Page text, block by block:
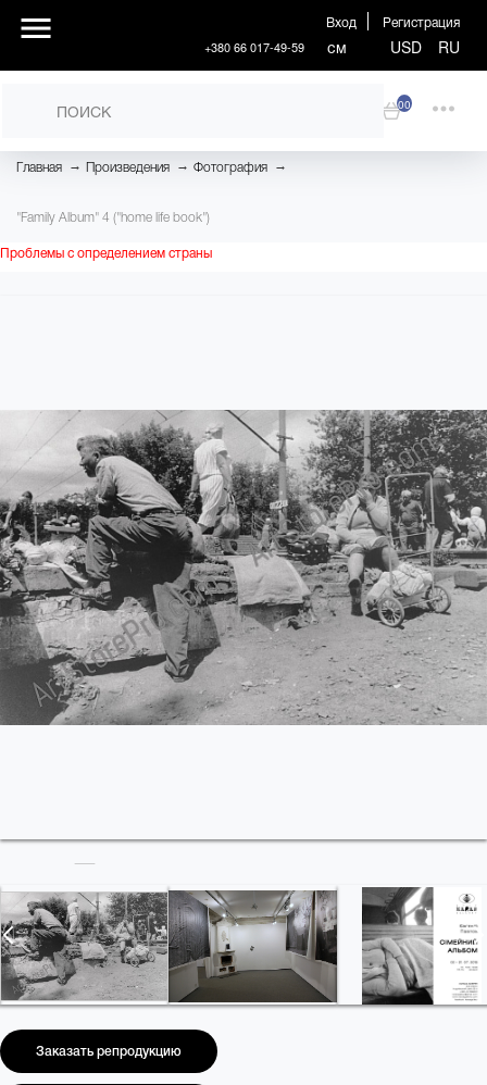
Вход Регистрация
+380 66 017-49-59 см USD RU
00
Главная → Произведения → Фотография →
"Family Album" 4 ("home life book")
Проблемы с определением страны
Заказать репродукцию